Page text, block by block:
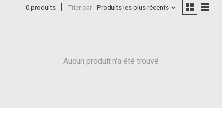
0 produits Trier par Produits les plus récents
Aucun produit n'a été trouvé